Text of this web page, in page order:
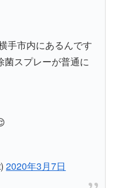
手市内にあるんです
菌スプレーが普通に
2020年3月7日